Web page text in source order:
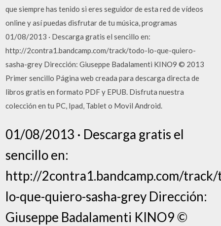
que siempre has tenido si eres seguidor de esta red de vídeos
online y así puedas disfrutar de tu música, programas
01/08/2013 · Descarga gratis el sencillo en:
http://2contra1.bandcamp.com/track/todo-lo-que-quiero-
sasha-grey Dirección: Giuseppe Badalamenti KINO9 © 2013
Primer sencillo Página web creada para descarga directa de
libros gratis en formato PDF y EPUB. Disfruta nuestra
colección en tu PC, Ipad, Tablet o Movil Android.
01/08/2013 · Descarga gratis el
sencillo en:
http://2contra1.bandcamp.com/track/
lo-que-quiero-sasha-grey Dirección:
Giuseppe Badalamenti KINO9 ©